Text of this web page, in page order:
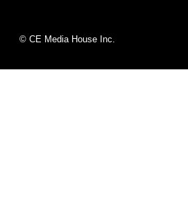
© CE Media House Inc.